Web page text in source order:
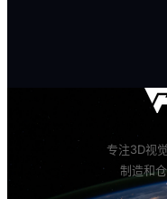
专注3D视
制造和